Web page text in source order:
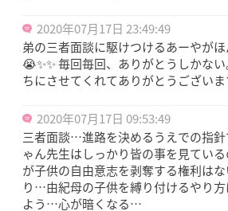
2020年07月17日 23:49:49
弟の三者面談に駆けつけるあーやが
😭✨✨ 毎回毎回、ありがとうしかな
ちにさせてくれてありがとうございま
2020年07月17日 09:53:49
三者面談…進路を決めるうえでの指
ゃん先生はしっかり皆の事を見てい
が子供の自由意志を剥奪する権利は
り…由紀母の子供を縛り付けるやり
よう…心が暗くなる…